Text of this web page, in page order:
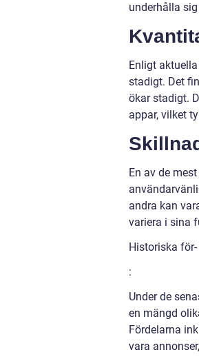
underhålla
Enligt
stadigt. Det
ökar stadigt.
appar, vilket
En av de
andra kan
variera i sina
Historiska
:
Under de
en mängd
Fördelarna
vara